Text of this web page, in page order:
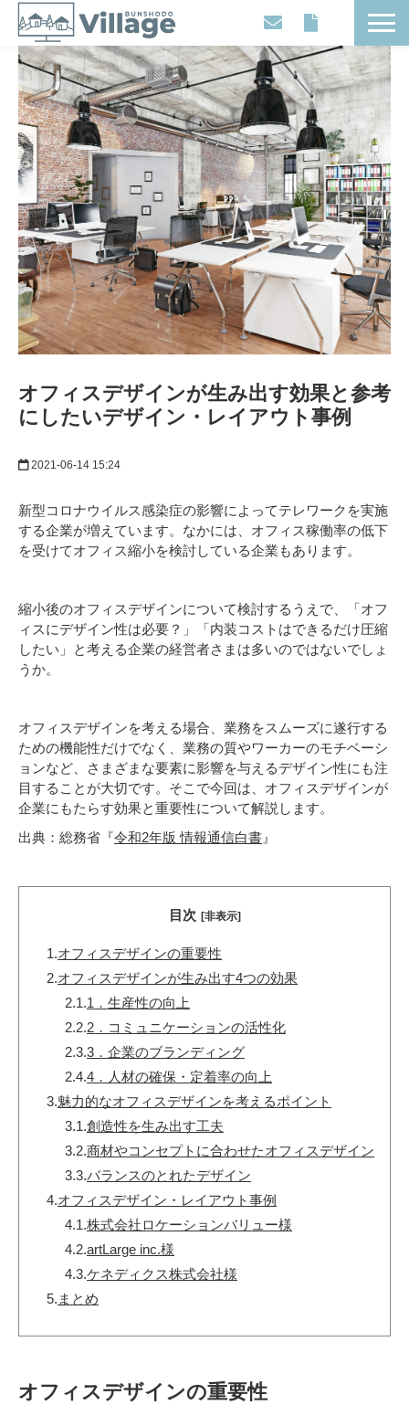
Workplaces
Movies
Events
Contents
Articles
About
オフィスデザインが生み出す効果と参考
にしたいデザイン・レイアウト事例
2021-06-14 15:24
新型コロナウイルス感染症の影響によってテレワークを実施
する企業が増えています。なかには、オフィス稼働率の低下
を受けてオフィス縮小を検討している企業もあります。
縮小後のオフィスデザインについて検討するうえで、「オフ
ィスにデザイン性は必要？」「内装コストはできるだけ圧縮
したい」と考える企業の経営者さまは多いのではないでしょ
うか。
オフィスデザインを考える場合、業務をスムーズに遂行する
ための機能性だけでなく、業務の質やワーカーのモチベーシ
ョンなど、さまざまな要素に影響を与えるデザイン性にも注
目することが大切です。そこで今回は、オフィスデザインが
企業にもたらす効果と重要性について解説します。
出典：総務省『令和2年版 情報通信白書 』
目次 [非表示]
1.オフィスデザインの重要性
2.オフィスデザインが生み出す4つの効果
2.1.1．生産性の向上
2.2.2．コミュニケーションの活性化
2.3.3．企業のブランディング
2.4.4．人材の確保・定着率の向上
3.魅力的なオフィスデザインを考えるポイント
3.1.創造性を生み出す工夫
3.2.商材やコンセプトに合わせたオフィスデザイン
3.3.バランスのとれたデザイン
4.オフィスデザイン・レイアウト事例
4.1.株式会社ロケーションバリュー様
4.2.artLarge inc.様
4.3.ケネディクス株式会社様
5. まとめ
オフィスデザインの重要性